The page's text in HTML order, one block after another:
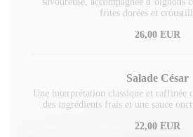
frites dorées et
26,00 EUR
Salade César
Une interprétation classique et raffinée
des ingrédients frais et une sauce
22,00 EUR